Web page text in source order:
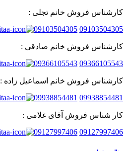
کارشناس فروش خانم تجلی :
09103504305
09103504305
کارشناس فروش خانم صادقی :
09366105543
09366105543
کارشناس فروش خانم اسماعیل زاده :
09938854481
09938854481
کار شناس فروش آقای غلامی :
09127997406
09127997406